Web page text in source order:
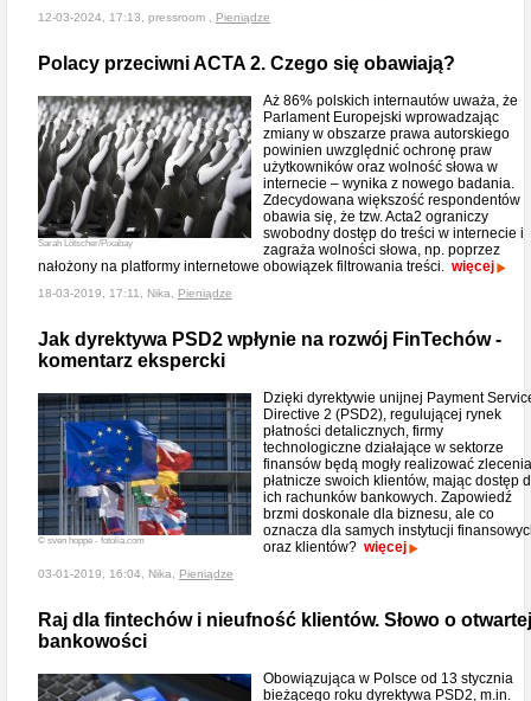
12-03-2024, 17:13, pressroom , Pieniądze
Polacy przeciwni ACTA 2. Czego się obawiają?
Sarah Lötscher/Pixabay
Aż 86% polskich internautów uważa, że
Parlament Europejski wprowadzając
zmiany w obszarze prawa autorskiego
powinien uwzględnić ochronę praw
użytkowników oraz wolność słowa w
internecie – wynika z nowego badania.
Zdecydowana większość respondentów
obawia się, że tzw. Acta2 ograniczy
swobodny dostęp do treści w internecie i
zagraża wolności słowa, np. poprzez
nałożony na platformy internetowe obowiązek filtrowania treści. więcej
18-03-2019, 17:11, Nika, Pieniądze
Jak dyrektywa PSD2 wpłynie na rozwój FinTechów -
komentarz ekspercki
© sven hoppe - fotolia.com
Dzięki dyrektywie unijnej Payment
Directive 2 (PSD2), regulującej rynek
płatności detalicznych, firmy
technologiczne działające w sektorze
finansów będą mogły realizować zlecenia
płatnicze swoich klientów, mając dostęp
ich rachunków bankowych. Zapowiedź
brzmi doskonale dla biznesu, ale co
oznacza dla samych instytucji
oraz klientów? więcej
03-01-2019, 16:04, Nika, Pieniądze
Raj dla fintechów i nieufność klientów. Słowo o otwartej
bankowości
Obowiązująca w Polsce od 13 stycznia
bieżącego roku dyrektywa PSD2, m.in.